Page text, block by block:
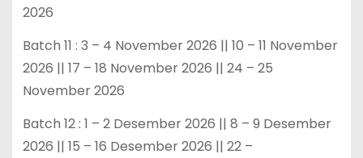
2026
Batch 11 : 3 – 4 November 2026 || 10 – 11 November
2026 || 17 – 18 November 2026 || 24 – 25
November 2026
Batch 12 : 1 – 2 Desember 2026 || 8 – 9 Desember
2026 || 15 – 16 Desember 2026 || 22 –